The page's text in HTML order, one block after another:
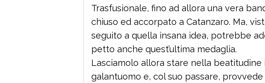
Trasfusionale, fino ad allora una vera
chiuso ed accorpato a Catanzaro. Ma,
seguito a quella insana idea, potrebbe
petto anche quest’ultima medaglia.
Lasciamolo allora stare nella beatitudine
galantuomo e, col suo passare,